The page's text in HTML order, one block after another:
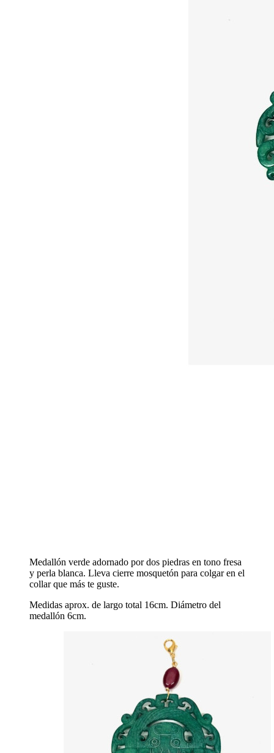
Medallón verde adornado por dos piedras en tono fresa
y perla blanca. Lleva cierre mosquetón para colgar en el
collar que más te guste.
Medidas aprox. de largo total 16cm. Diámetro del
medallón 6cm.